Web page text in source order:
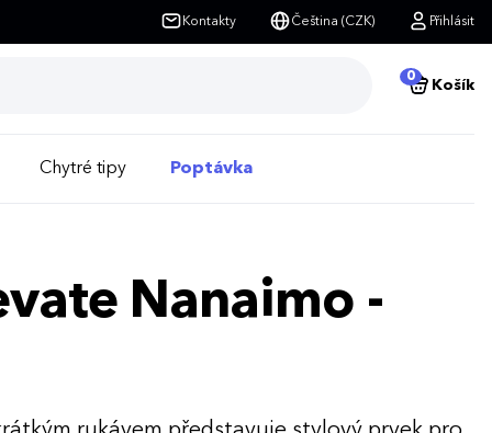
Kontakty Čeština (CZK) Přihlásit
0
Košík
Chytré tipy Poptávka
Nanaimo -